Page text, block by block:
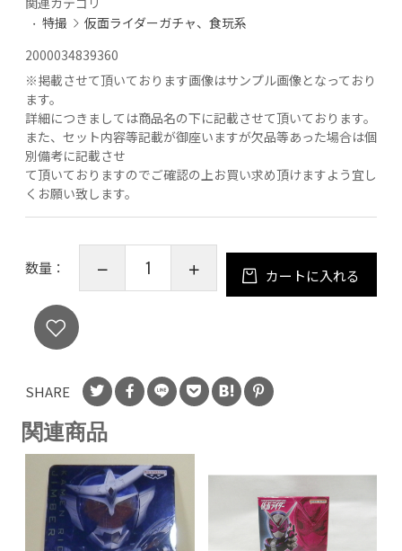
特撮
仮面ライダーガチャ、食玩系
2000034839360
※掲載させて頂いております画像はサンプル画像となっており
ます。
詳細につきましては商品名の下に記載させて頂いております。
また、セット内容等記載が御座いますが欠品等あった場合は個
別備考に記載させ
て頂いておりますのでご確認の上お買い求め頂けますよう宜し
くお願い致します。
数量： カートに入れる
SHARE
関連商品